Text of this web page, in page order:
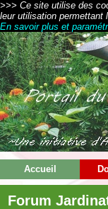
>>> Ce site utilise des
leur utilisation permettant
En savoir plus et
Accueil
Forum